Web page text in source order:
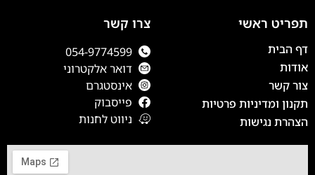
תפריט ראשי
דף הבית
אודות
צור קשר
תקנון ומדיניות פרטיות
הצהרת נגישות
צרו קשר
054-9774599
דואר אלקטרוני
אינסטגרם
פייסבוק
ניווט לחנות